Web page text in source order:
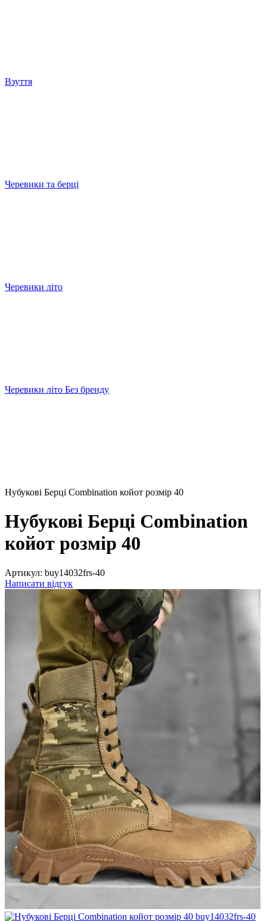
Взуття
Черевики та берці
Черевики літо
Черевики літо Без бренду
Нубукові Берці Combination койот розмір 40
Нубукові Берці Combination
койот розмір 40
Артикул: buy14032frs-40
Написати відгук